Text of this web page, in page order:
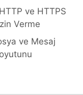
ve HTTPS
Verme
ve Mesaj